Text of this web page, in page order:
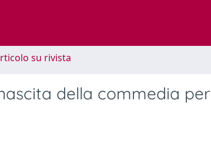
su rivista
della commedia per